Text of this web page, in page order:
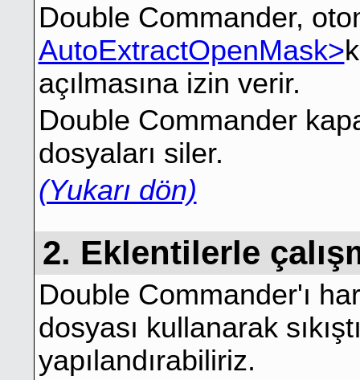
Double Commander,
AutoExtractOpenMask>
açılmasına izin verir.
Double Commander
dosyaları siler.
(Yukarı dön)
2. Eklentilerle
Double Commander'ı
dosyası kullanarak
yapılandırabiliriz.